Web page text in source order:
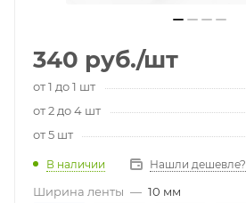
340 руб./шт
от 1 до 1 шт
от 2 до 4 шт
от 5 шт
В наличии Нашли дешевле?
Ширина ленты — 10 мм